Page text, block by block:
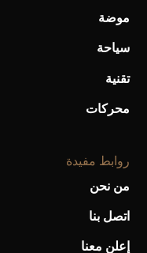
موضة
سياحة
تقنية
محركات
روابط مفيدة
من نحن
اتصل بنا
إعلن معنا